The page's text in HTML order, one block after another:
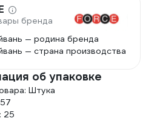
бренда
— родина бренда
— страна производства
об упаковке
Штука
25